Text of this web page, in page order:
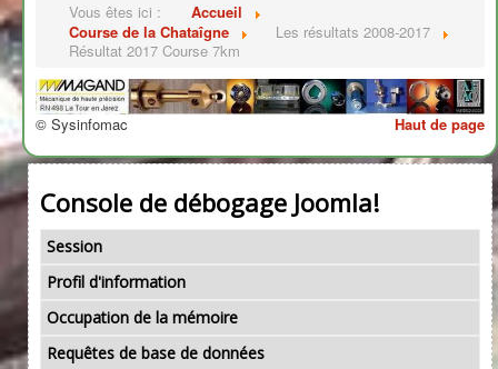
Vous êtes ici :
Accueil
Course de la Chataîgne
Les résultats 2008-2017
Résultat 2017 Course 7km
Haut de page
© Sysinfomac
Console de débogage Joomla!
Session
Profil d'information
Occupation de la mémoire
Requêtes de base de données